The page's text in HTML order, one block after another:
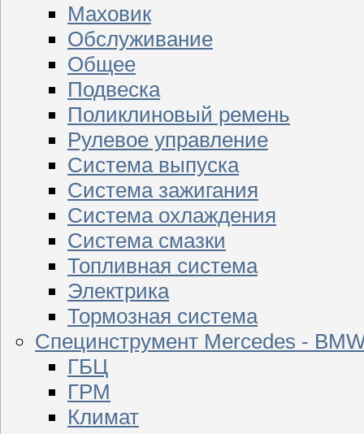
Маховик
Обслуживание
Общее
Подвеска
Поликлиновый ремень
Рулевое управление
Система выпуска
Система зажигания
Система охлаждения
Система смазки
Топливная система
Электрика
Тормозная система
Специнструмент Mercedes -
ГБЦ
ГРМ
Климат